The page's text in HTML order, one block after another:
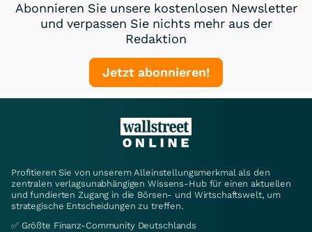
Abonnieren Sie unsere kostenlosen Newsletter
und verpassen Sie nichts mehr aus der
Redaktion
Jetzt abonnieren!
Profitieren Sie von unserem Alleinstellungsmerkmal als den
zentralen verlagsunabhängigen Wissens-Hub für einen aktuellen
und fundierten Zugang in die Börsen- und Wirtschaftswelt, um
strategische Entscheidungen zu treffen.
✅ Größte Finanz-Community Deutschlands